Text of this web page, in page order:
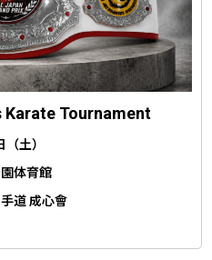
Tournament
土）
体育館
道 成心會